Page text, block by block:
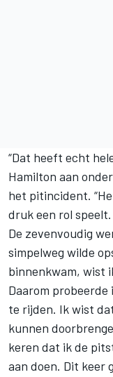
“Dat heeft echt
Hamilton aan
het pitincident.
druk een rol
De zevenvoudig
simpelweg wilde
binnenkwam, wist
Daarom
te rijden. Ik wist
kunnen
keren dat ik de
aan doen. Dit keer